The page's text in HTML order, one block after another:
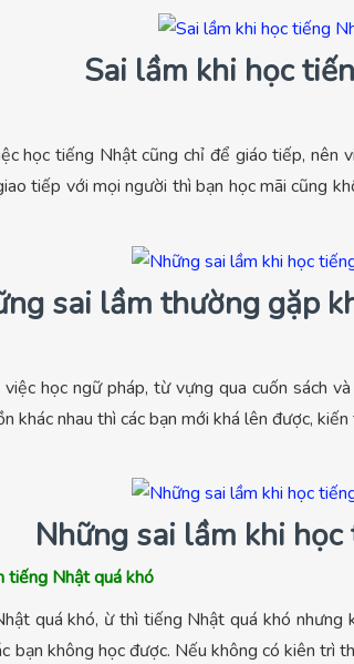
Sai lầm khi học
học tiếng Nhật cũng chỉ để giáo tiếp, nên
tiếp với mọi người thì bạn học mãi cũng
sai lầm thường gặp
học ngữ pháp, từ vựng qua cuốn sách
khác nhau thì các bạn mới khá lên được,
Những sai lầm khi
tiếng Nhật quá khó
quá khó, ừ thì tiếng Nhật quá khó nhưng
bạn không học được. Nếu không có kiên trì